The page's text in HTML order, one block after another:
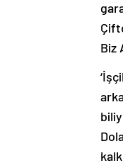
Biz